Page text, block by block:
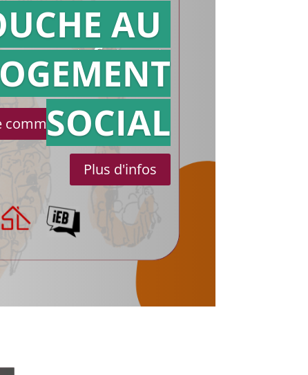
en
référé
communiqué de presse
AU
SOCIAL
Plus d'infos